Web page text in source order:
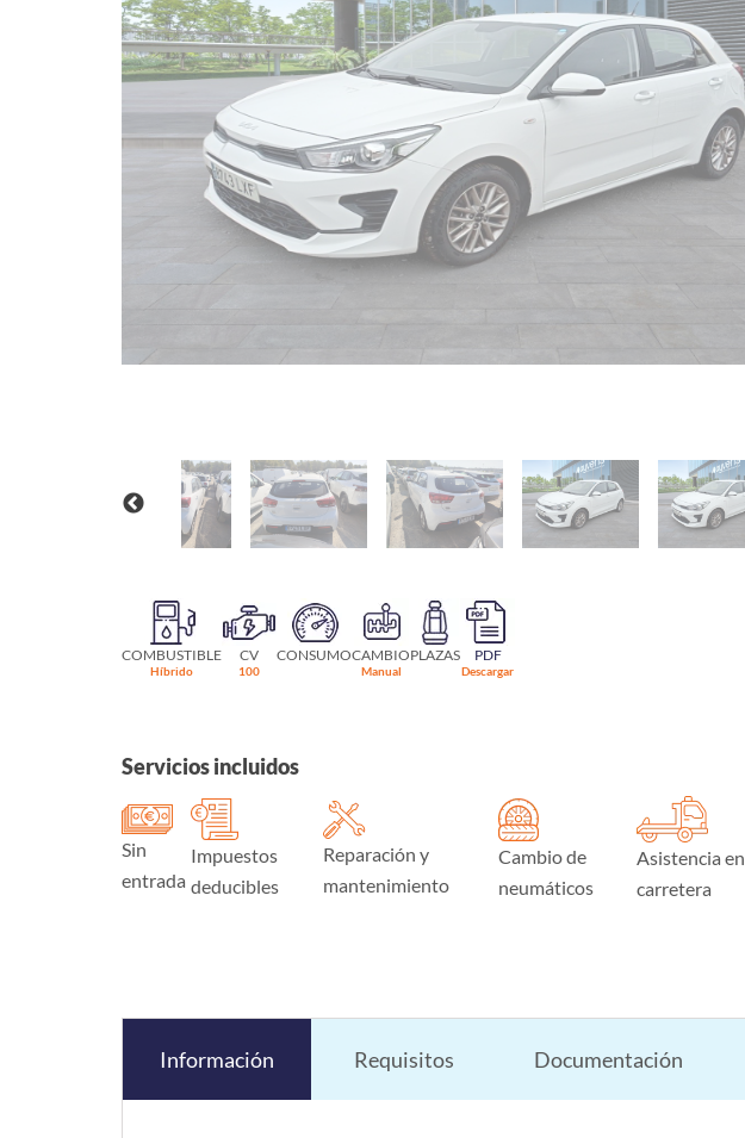
COMBUSTIBLE
Híbrido
CV
100
CONSUMOCAMBIO
Manual
PLAZAS PDF
Descargar
Servicios incluidos
Sin
entrada
Impuestos
deducibles
Reparación y
mantenimiento
Cambio de
neumáticos
Asistencia en
carretera
Información Requisitos Documentación